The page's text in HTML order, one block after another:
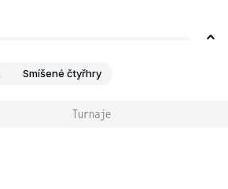
Smíšené čtyřhry
Turnaje